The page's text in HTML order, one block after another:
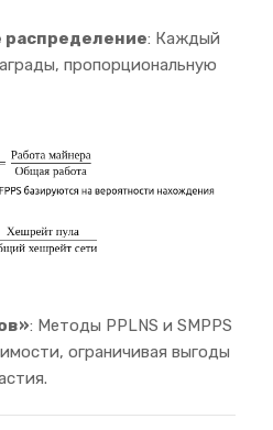
распределение: Каждый
пропорциональную
: Методы PPLNS и SMPPS
ограничивая выгоды